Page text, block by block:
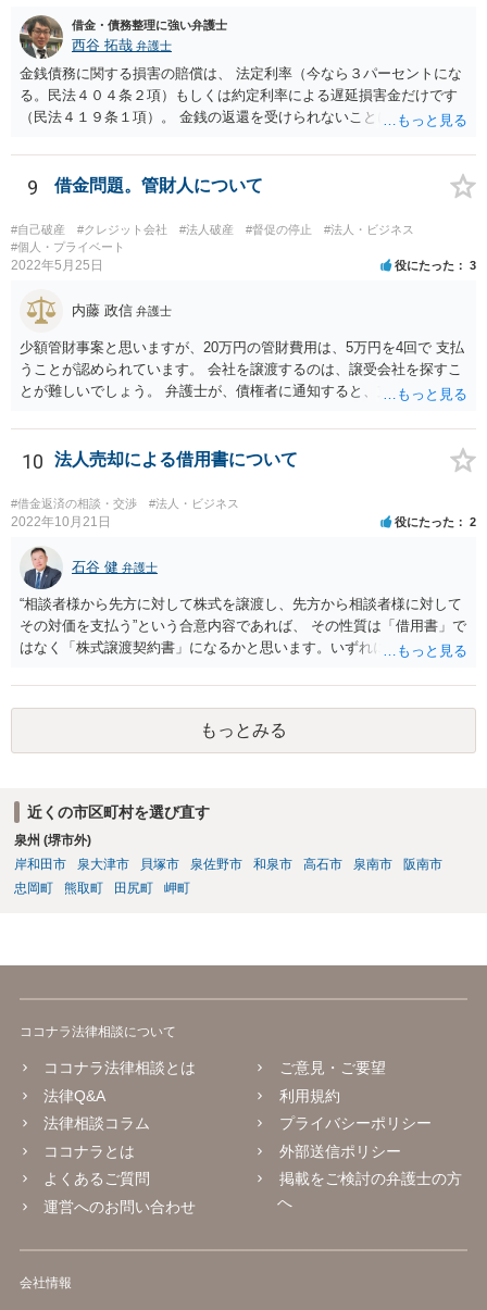
すが、それによって共有持分を取得できる可能性が高くなるのであれ
ば、他の共有者にとってもそれを支出するだけのメリットがあると思
います）。
借金・債務整理に強い弁護士
西谷 拓哉 弁護士
金銭債務に関する損害の賠償は、 法定利率（今なら３パーセントにな
る。民法４０４条２項）もしくは約定利率による遅延損害金だけです
（民法４１９条１項）。 金銭の返還を受けられないことにより何か損
まります。 なお、すでに他の弁護士が先に記載されたとおり、連帯保
証人に対する請求については、法定の要件を満たさない限り、連帯保
証契約として効力が生じません。弁護士の依頼の有無はこれを左右し
ないので、注意が必要です。
9 借金問題。管財人について
#自己破産 #クレジット会社 #法人破産 #督促の停止
#法人・ビジネス
#個人・プライベート
2022年5月25日 役にたった 3
内藤 政信 弁護士
少額管財事案と思いますが、20万円の管財費用は、5万円を4回で 支払
うことが認められています。 会社を譲渡するのは、譲受会社を探すこ
とが難しいでしょう。 弁護士が、債権者に通知すると、支払いを止め
う。
10 法人売却による借用書について
#借金返済の相談・交渉 #法人・ビジネス
2022年10月21日 役にたった 2
石谷 健 弁護士
“相談者様から先方に対して株式を譲渡し、先方から相談者様に対して
その対価を支払う”という合意内容であれば、 その性質は「借用書」で
はなく「株式譲渡契約書」になるかと思います。いずれにせよ、口約
た場合に、相談者様として、民事訴訟を経ないでいきなり強制執行
（先方の財産を差し押さえること等）を行えるようにしておくには、
単に両者間で契約書を作成するのではなく、 両者が公証役場に赴い
て、公証人によって作成される公正証書の形式で契約の締結を行うこ
載を盛り込んでおく必要もあります。 以上について、さらに詳しくお
知りになりたい場合は、法律事務所等での弁護士への法律相談をご検
討ください。
もっとみる
近くの市区町村を選び直す
泉州 (堺市外)
岸和田市
泉大津市 貝塚市 泉佐野市 和泉市 高石市 泉南市
阪南市
忠岡町
熊取町 田尻町 岬町
ココナラ法律相談について
ココナラ法律相談とは
法律Q&A
法律相談コラム
ココナラとは
よくあるご質問
運営へのお問い合わせ
ご意見・ご要望
利用規約
プライバシーポリシー
外部送信ポリシー
掲載をご検討の弁護士の方
へ
会社情報